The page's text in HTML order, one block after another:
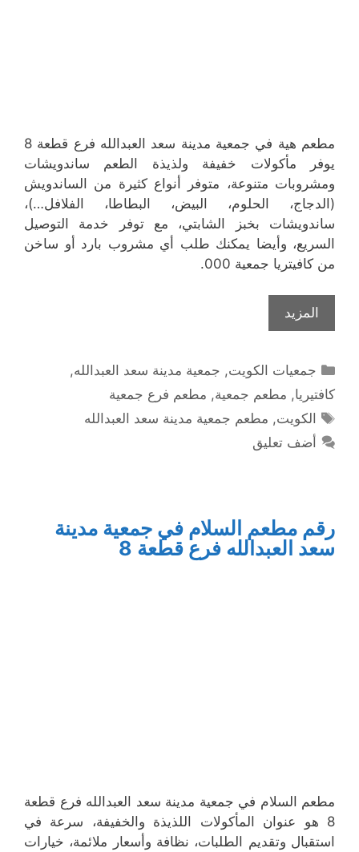
مطعم هية في جمعية مدينة سعد العبدالله فرع قطعة 8
يوفر مأكولات خفيفة ولذيذة الطعم ساندويشات
ومشروبات متنوعة، متوفر أنواع كثيرة من الساندويش
(الدجاج، الحلوم، البيض، البطاطا، الفلافل…)،
ساندويشات بخبز الشابتي، مع توفر خدمة التوصيل
السريع، وأيضا يمكنك طلب أي مشروب بارد أو ساخن
من كافيتريا جمعية 000.
المزيد
التصنيفات
جمعيات الكويت, جمعية مدينة سعد العبدالله,
كافتيريا, مطعم جمعية, مطعم فرع جمعية
الوسوم
الكويت, مطعم جمعية مدينة سعد العبدالله
أضف تعليق
رقم مطعم السلام في جمعية مدينة
سعد العبدالله فرع قطعة 8
مطعم السلام في جمعية مدينة سعد العبدالله فرع قطعة
8 هو عنوان المأكولات اللذيذة والخفيفة، سرعة في
استقبال وتقديم الطلبات، نظافة وأسعار ملائمة، خيارات